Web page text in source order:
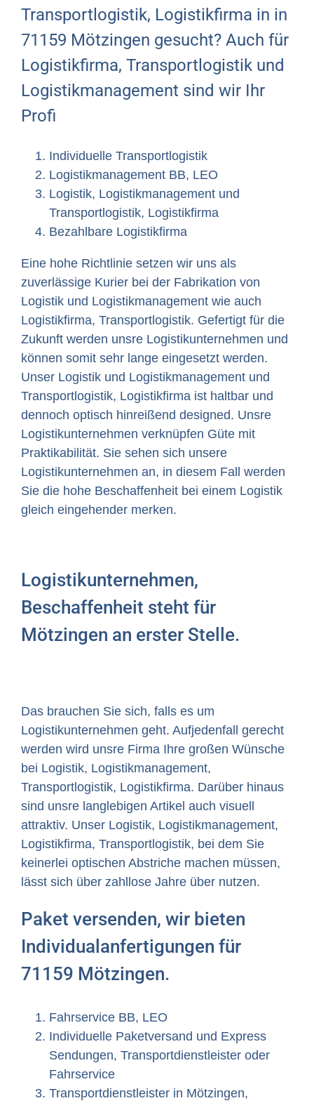
Transportlogistik, Logistikfirma in in
71159 Mötzingen gesucht? Auch für
Logistikfirma, Transportlogistik und
Logistikmanagement sind wir Ihr
Profi
Individuelle Transportlogistik
Logistikmanagement BB, LEO
Logistik, Logistikmanagement und
Transportlogistik, Logistikfirma
Bezahlbare Logistikfirma
Eine hohe Richtlinie setzen wir uns als
zuverlässige Kurier bei der Fabrikation von
Logistik und Logistikmanagement wie auch
Logistikfirma, Transportlogistik. Gefertigt für die
Zukunft werden unsre Logistikunternehmen und
können somit sehr lange eingesetzt werden.
Unser Logistik und Logistikmanagement und
Transportlogistik, Logistikfirma ist haltbar und
dennoch optisch hinreißend designed. Unsre
Logistikunternehmen verknüpfen Güte mit
Praktikabilität. Sie sehen sich unsere
Logistikunternehmen an, in diesem Fall werden
Sie die hohe Beschaffenheit bei einem Logistik
gleich eingehender merken.
Logistikunternehmen,
Beschaffenheit steht für
Mötzingen an erster Stelle.
Das brauchen Sie sich, falls es um
Logistikunternehmen geht. Aufjedenfall gerecht
werden wird unsre Firma Ihre großen Wünsche
bei Logistik, Logistikmanagement,
Transportlogistik, Logistikfirma. Darüber hinaus
sind unsre langlebigen Artikel auch visuell
attraktiv. Unser Logistik, Logistikmanagement,
Logistikfirma, Transportlogistik, bei dem Sie
keinerlei optischen Abstriche machen müssen,
lässt sich über zahllose Jahre über nutzen.
Paket versenden, wir bieten
Individualanfertigungen für
71159 Mötzingen.
Fahrservice BB, LEO
Individuelle Paketversand und Express
Sendungen, Transportdienstleister oder
Fahrservice
Transportdienstleister in Mötzingen,